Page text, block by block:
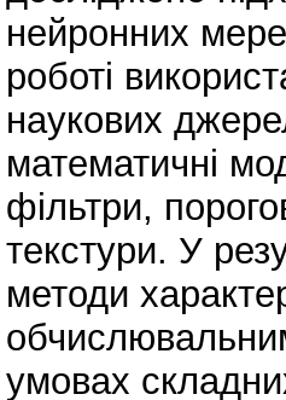
нейронних
роботі
наукових
математичні
фільтри,
текстури. У
методи
умовах